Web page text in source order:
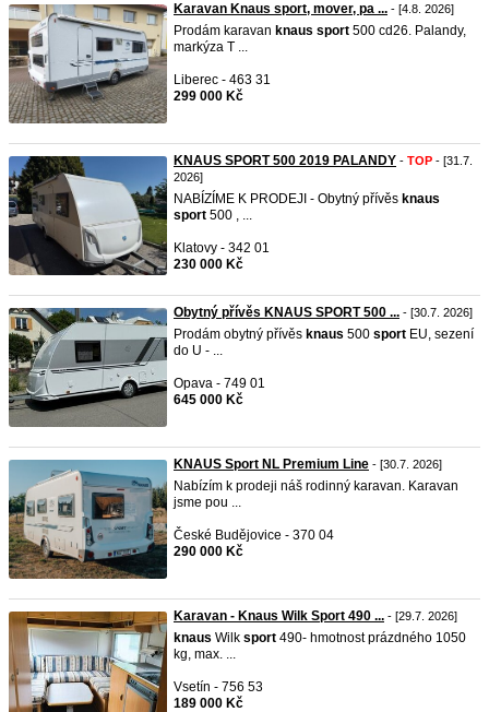
Karavan Knaus sport, mover, pa ... - [4.8. 2026]
Prodám karavan knaus sport 500 cd26. Palandy,
markýza T ...
Liberec - 463 31
299 000 Kč
KNAUS SPORT 500 2019 PALANDY - TOP - [31.7.
2026]
NABÍZÍME K PRODEJI - Obytný přívěs knaus
sport 500 , ...
Klatovy - 342 01
230 000 Kč
Obytný přívěs KNAUS SPORT 500 ... - [30.7. 2026]
Prodám obytný přívěs knaus 500 sport EU, sezení
do U - ...
Opava - 749 01
645 000 Kč
KNAUS Sport NL Premium Line - [30.7. 2026]
Nabízím k prodeji náš rodinný karavan. Karavan
jsme pou ...
České Budějovice - 370 04
290 000 Kč
Karavan - Knaus Wilk Sport 490 ... - [29.7. 2026]
knaus Wilk sport 490- hmotnost prázdného 1050
kg, max. ...
Vsetín - 756 53
189 000 Kč